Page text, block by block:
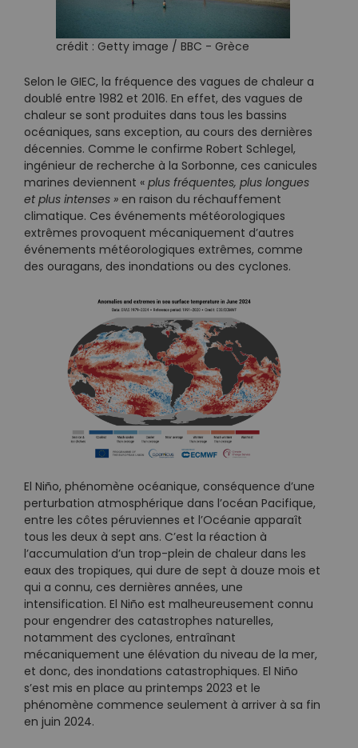
crédit : Getty image / BBC - Grèce
Selon le GIEC, la fréquence des vagues de chaleur a
doublé entre 1982 et 2016. En effet, des vagues de
chaleur se sont produites dans tous les bassins
océaniques, sans exception, au cours des dernières
décennies. Comme le confirme Robert Schlegel,
ingénieur de recherche à la Sorbonne, ces canicules
marines deviennent «plus fréquentes, plus longues
et plus intenses » en raison du réchauffement
climatique. Ces événements météorologiques
extrêmes provoquent mécaniquement d’autres
événements météorologiques extrêmes, comme
des ouragans, des inondations ou des cyclones.
El Niño, phénomène océanique, conséquence d’une
perturbation atmosphérique dans l’océan Pacifique,
entre les côtes péruviennes et l’Océanie apparaît
tous les deux à sept ans. C’est la réaction à
l’accumulation d’un trop-plein de chaleur dans les
eaux des tropiques, qui dure de sept à douze mois et
qui a connu, ces dernières années, une
intensification. El Niño est malheureusement connu
pour engendrer des catastrophes naturelles,
notamment des cyclones, entraînant
mécaniquement une élévation du niveau de la mer,
et donc, des inondations catastrophiques. El Niño
s’est mis en place au printemps 2023 et le
phénomène commence seulement à arriver à sa fin
en juin 2024.